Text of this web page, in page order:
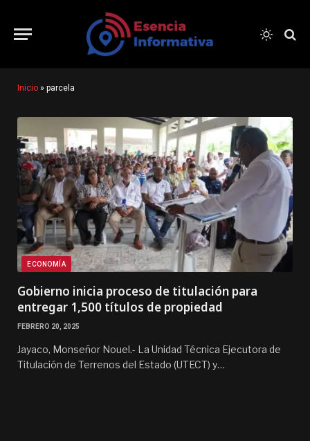
Inicio » parcela
ECONOMÍA
Gobierno inicia proceso de titulación para
entregar 1,500 títulos de propiedad
FEBRERO 20, 2025
Jayaco, Monseñor Nouel.- La Unidad Técnica Ejecutora de
Titulación de Terrenos del Estado (UTECT) y…